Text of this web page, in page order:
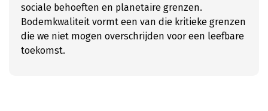
sociale behoeften en planetaire grenzen.
Bodemkwaliteit vormt een van die kritieke grenzen
die we niet mogen overschrijden voor een leefbare
toekomst.